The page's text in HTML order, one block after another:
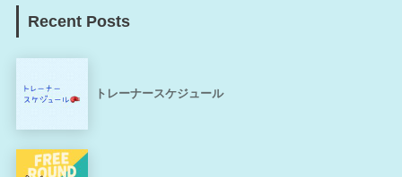
Recent Posts
トレーナースケジュール